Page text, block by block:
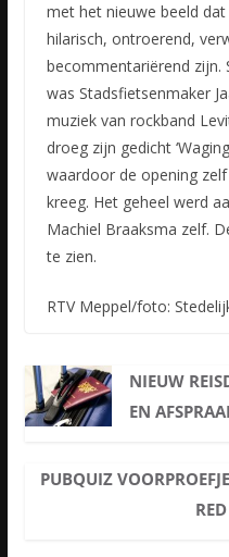
met het nieuwe beeld
hilarisch, ontroerend,
becommentariërend zijn.
was Stadsfietsenmaker
muziek van rockband
droeg zijn gedicht
waardoor de opening
kreeg. Het geheel werd
Machiel Braaksma zelf.
te zien.
RTV Meppel/foto:
NIEUW
EN
PUBQUIZ